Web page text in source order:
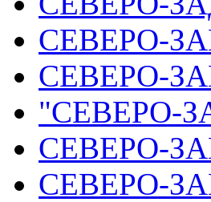
СЕВЕРО-
СЕВЕРО-
"СЕВЕРО-
СЕВЕРО-
СЕВЕРО-